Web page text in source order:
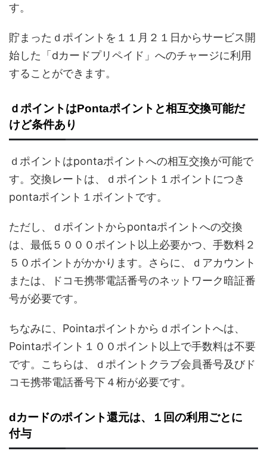
す。
貯まったｄポイントを１１月２１日からサービス開
始した「dカードプリペイド」へのチャージに利用
することができます。
ｄポイントはPontaポイントと相互交換可能だ
けど条件あり
ｄポイントはpontaポイントへの相互交換が可能で
す。交換レートは、ｄポイント１ポイントにつき
pontaポイント１ポイントです。
ただし、ｄポイントからpontaポイントへの交換
は、最低５０００ポイント以上必要かつ、手数料２
５０ポイントがかかります。さらに、ｄアカウント
または、ドコモ携帯電話番号のネットワーク暗証番
号が必要です。
ちなみに、Pointaポイントからｄポイントへは、
Pointaポイント１００ポイント以上で手数料は不要
です。こちらは、ｄポイントクラブ会員番号及びド
コモ携帯電話番号下４桁が必要です。
dカードのポイント還元は、１回の利用ごとに
付与